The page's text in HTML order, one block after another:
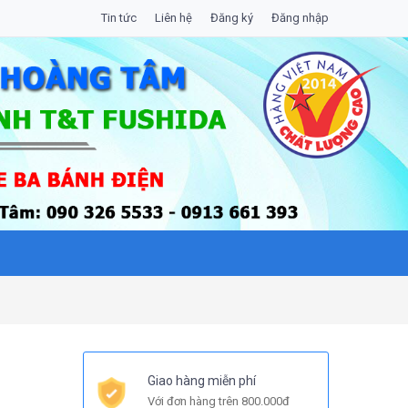
Tin tức Liên hệ Đăng ký Đăng nhập
Giao hàng miễn phí
Với đơn hàng trên 800.000đ